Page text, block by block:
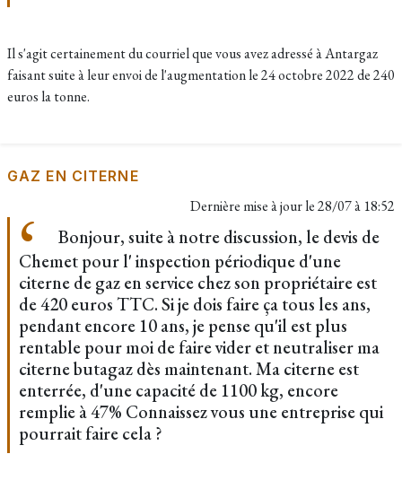
Il s'agit certainement du courriel que vous avez adressé à Antargaz
faisant suite à leur envoi de l'augmentation le 24 octobre 2022 de 240
euros la tonne.
GAZ EN CITERNE
Dernière mise à jour le28/07 à 18:52
Bonjour, suite à notre discussion, le devis de
Chemet pour l' inspection périodique d'une
citerne de gaz en service chez son propriétaire est
de 420 euros TTC. Si je dois faire ça tous les ans,
pendant encore 10 ans, je pense qu'il est plus
rentable pour moi de faire vider et neutraliser ma
citerne butagaz dès maintenant. Ma citerne est
enterrée, d'une capacité de 1100 kg, encore
remplie à 47% Connaissez vous une entreprise qui
pourrait faire cela ?